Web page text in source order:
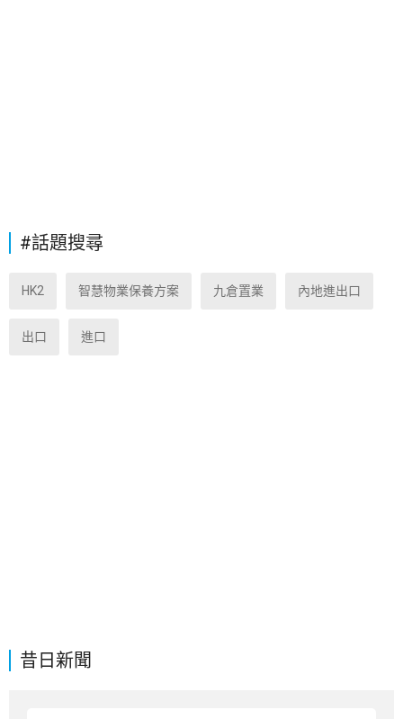
昔日新聞
#話題搜尋
HK2 智慧物業保養方案 九倉置業 內地進出口
出口 進口